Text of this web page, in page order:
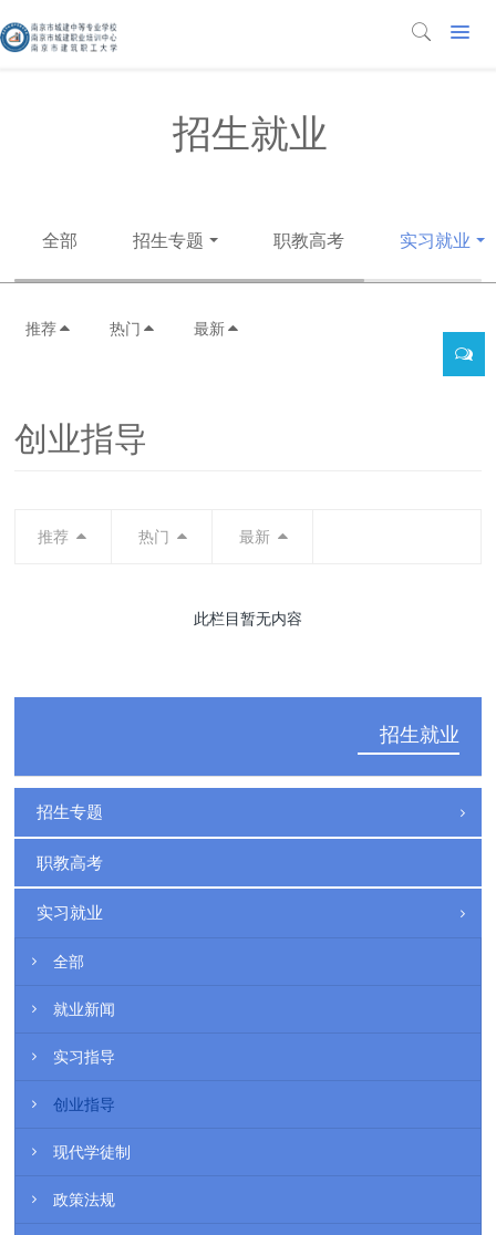
招生就业
全部 招生专题 职教高考 实习就业
推荐 热门 最新
创业指导
推荐 热门 最新
此栏目暂无内容
招生就业
招生专题
职教高考
实习就业
全部
就业新闻
实习指导
创业指导
现代学徒制
政策法规